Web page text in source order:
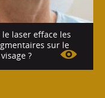
laser efface les
sur le
visage ?